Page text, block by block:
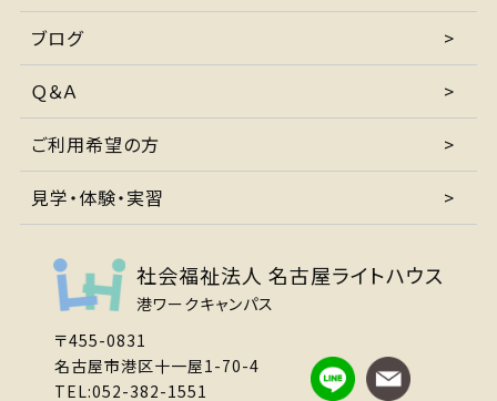
ブログ
Ｑ＆Ａ
ご利用希望の方
見学・体験・実習
社会福祉法人 名古屋ライトハウス
港ワークキャンパス
〒455-0831
名古屋市港区十一屋1-70-4
TEL:052-382-1551